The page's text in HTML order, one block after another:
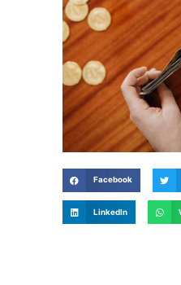
Facebook
LinkedIn